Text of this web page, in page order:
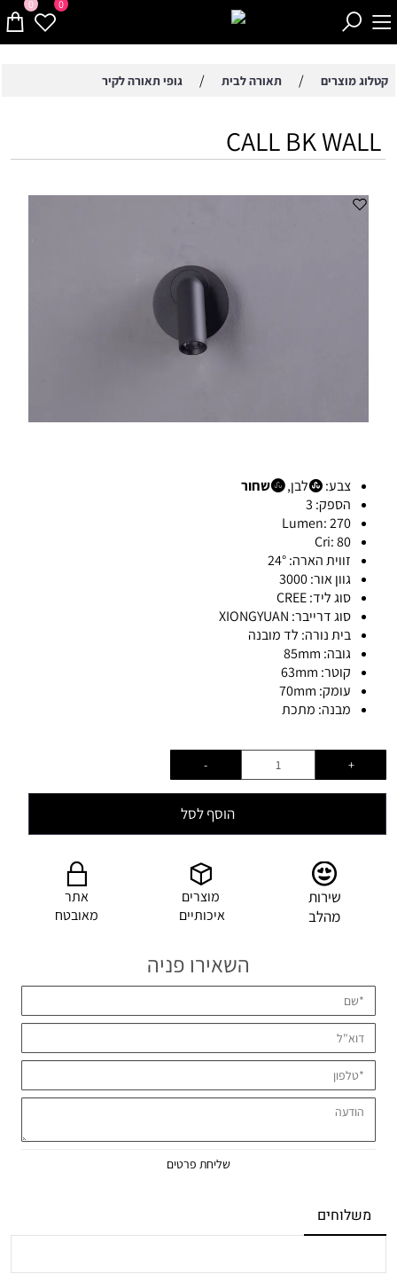
0 0
קטלוג מוצרים / תאורה לבית / גופי תאורה לקיר
CALL BK WALL
צבע: לבן,
שחור
הספק: 3
Lumen:270
Cri:80
זווית הארה:24°
גוון אור:3000
סוג ליד:CREE
סוג דרייבר: XIONGYUAN
בית נורה: לד מובנה
גובה: 85mm
קוטר: 63mm
עומק: 70mm
מבנה: מתכת
הוסף לסל
שירות
מהלב
מוצרים
איכותיים
אתר
מאובטח
השאירו פניה
משלוחים